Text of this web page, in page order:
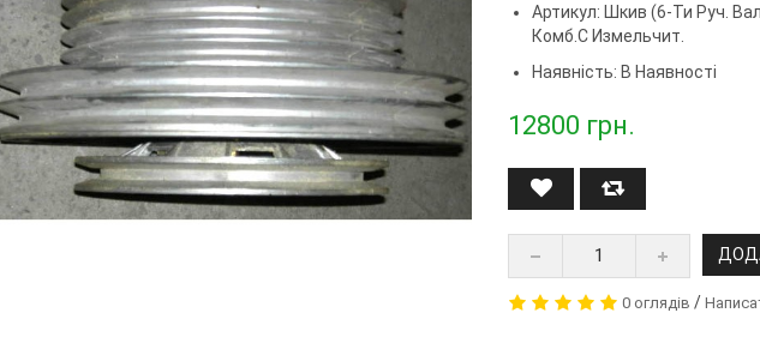
Артикул: Шкив (6-Ти Руч.
Комб.с Измельчит.
Наявність: В Наявності
12800 грн.
0 оглядів /